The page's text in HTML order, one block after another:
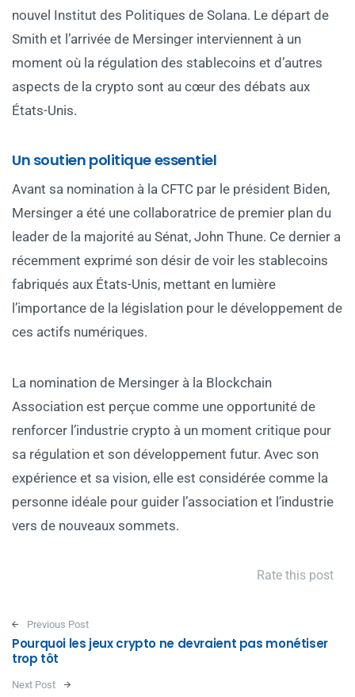
nouvel Institut des Politiques de Solana. Le départ de
Smith et l’arrivée de Mersinger interviennent à un
moment où la régulation des stablecoins et d’autres
aspects de la crypto sont au cœur des débats aux
États-Unis.
Un soutien politique essentiel
Avant sa nomination à la CFTC par le président Biden,
Mersinger a été une collaboratrice de premier plan du
leader de la majorité au Sénat, John Thune. Ce dernier a
récemment exprimé son désir de voir les stablecoins
fabriqués aux États-Unis, mettant en lumière
l’importance de la législation pour le développement de
ces actifs numériques.
La nomination de Mersinger à la Blockchain
Association est perçue comme une opportunité de
renforcer l’industrie crypto à un moment critique pour
sa régulation et son développement futur. Avec son
expérience et sa vision, elle est considérée comme la
personne idéale pour guider l’association et l’industrie
vers de nouveaux sommets.
Rate this post
Post navigation
Previous Post
Pourquoi les jeux crypto ne devraient pas monétiser
trop tôt
Next Post